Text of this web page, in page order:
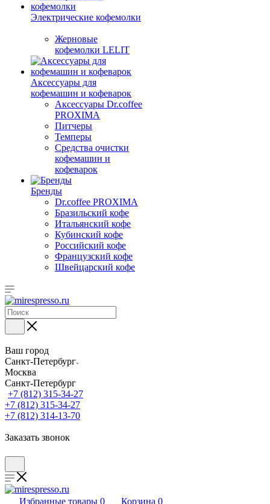
Электрические кофемолки
Жерновые
кофемолки LELIT
Аксессуары для
кофемашин и кофеварок
Аксессуары Dr.coffee
PROXIMA
Питчеры
Темперы
Средства очистки
кофемашин и
кофеварок
Бренды
Dr.coffee PROXIMA
Бразильский кофе
Итальянский кофе
Кубинский кофе
Российский кофе
Французский кофе
Швейцарский кофе
Ваш город
Санкт-Петербург
Москва
Санкт-Петербург
+7 (812) 315-34-27
+7 (812) 315-34-27
+7 (812) 314-13-70
Заказать звонок
Избранные товары 0 Корзина 0